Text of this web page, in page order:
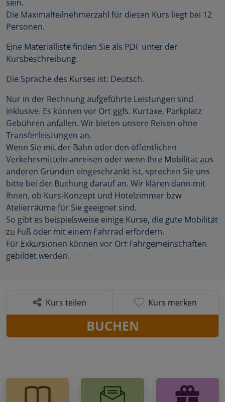
sein.
Die Maximalteilnehmerzahl für diesen Kurs liegt bei 12
Personen.
Eine Materialliste finden Sie als PDF unter der
Kursbeschreibung.
Die Sprache des Kurses ist: Deutsch.
Nur in der Rechnung aufgeführte Leistungen sind
inklusive. Es können vor Ort ggfs. Kurtaxe, Parkplatz
Gebühren anfallen. Wir bieten unsere Reisen ohne
Transferleistungen an.
Wenn Sie mit der Bahn oder den öffentlichen
Verkehrsmitteln anreisen oder wenn Ihre Mobilität aus
anderen Gründen eingeschränkt ist, sprechen Sie uns
bitte bei der Buchung darauf an. Wir klären dann mit
Ihnen, ob Kurs-Konzept und Hotelzimmer bzw
Atelierräume für Sie geeignet sind.
So gibt es beispielsweise einige Kurse, die gute Mobilität
zu Fuß oder mit einem Fahrrad erfordern.
Für Exkursionen können vor Ort Fahrgemeinschaften
gebildet werden.
Kurs teilen Kurs merken
BUCHEN